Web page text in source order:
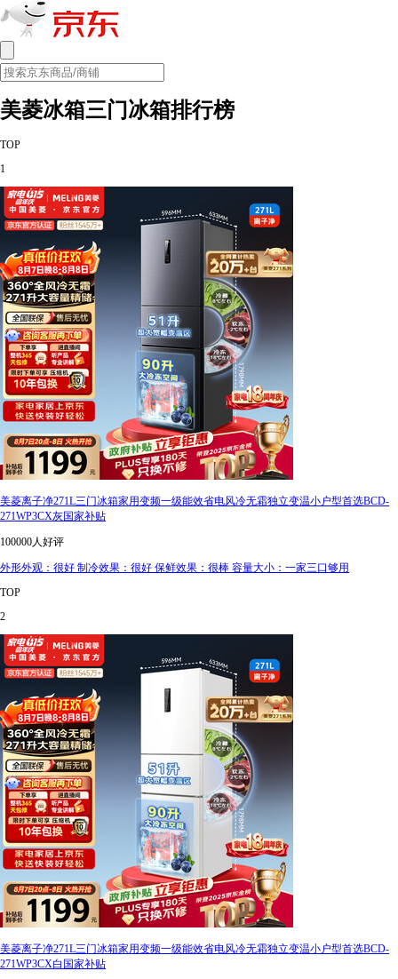
美菱冰箱三门冰箱排行榜
TOP
1
美菱离子净271L三门冰箱家用变频一级能效省电风冷无霜独立变温小户型首选BCD-
271WP3CX灰国家补贴
100000人好评
外形外观：很好 制冷效果：很好 保鲜效果：很棒 容量大小：一家三口够用
TOP
2
美菱离子净271L三门冰箱家用变频一级能效省电风冷无霜独立变温小户型首选BCD-
271WP3CX白国家补贴